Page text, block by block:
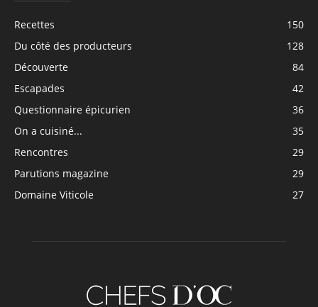
Recettes
150
Du côté des producteurs
128
Découverte
84
Escapades
42
Questionnaire épicurien
36
On a cuisiné...
35
Rencontres
29
Parutions magazine
29
Domaine Viticole
27